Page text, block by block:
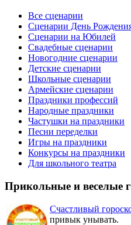
Все сценарии
Сценарии День
Сценарии на Юбилей
Свадебные сценарии
Новогодние сценарии
Детские сценарии
Школьные сценарии
Армейские сценарии
Праздники профессий
Народные праздники
Частушки на праздники
Песни переделки
Игры на праздники
Конкурсы на праздники
Для школьного театра
Прикольные и веселые
Счастливый
привык унывать.